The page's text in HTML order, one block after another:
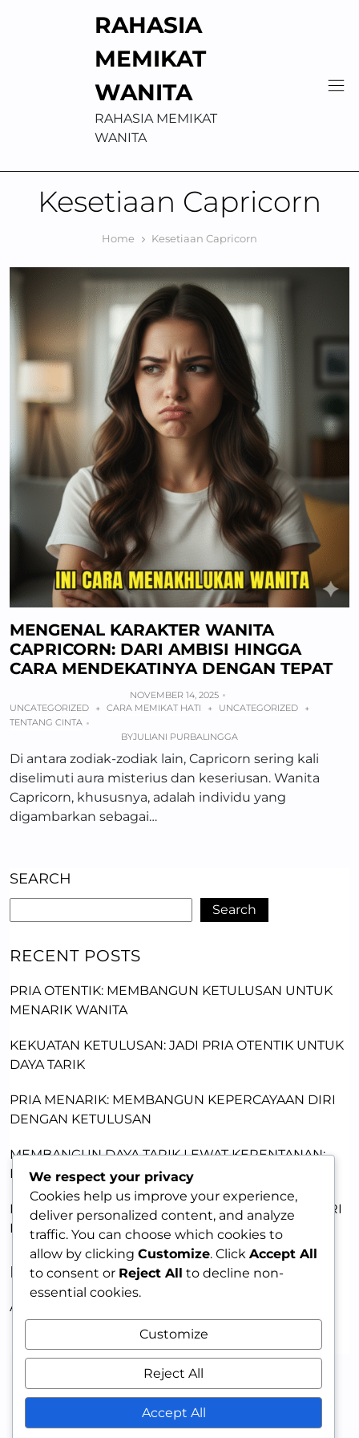
RAHASIA
MEMIKAT
WANITA
RAHASIA MEMIKAT
WANITA
Kesetiaan Capricorn
Home Kesetiaan Capricorn
MENGENAL KARAKTER WANITA
CAPRICORN: DARI AMBISI HINGGA
CARA MENDEKATINYA DENGAN TEPAT
NOVEMBER 14, 2025
UNCATEGORIZED
+ CARA MEMIKAT HATI + UNCATEGORIZED
+
TENTANG CINTA
BYJULIANI PURBALINGGA
Di antara zodiak-zodiak lain, Capricorn sering kali
diselimuti aura misterius dan keseriusan. Wanita
Capricorn, khususnya, adalah individu yang
digambarkan sebagai…
SEARCH
Search
RECENT POSTS
PRIA OTENTIK: MEMBANGUN KETULUSAN UNTUK
MENARIK WANITA
KEKUATAN KETULUSAN: JADI PRIA OTENTIK UNTUK
DAYA TARIK
PRIA MENARIK: MEMBANGUN KEPERCAYAAN DIRI
DENGAN KETULUSAN
MEMBANGUN DAYA TARIK LEWAT KERENTANAN:
KUNCI MEMIKAT WANITA
MENJADI PRIA YANG MEMIKAT: KEPERCAYAAN DIRI
DAN KETERBUKAAN EMOSIONAL
RECENT COMMENTS
A WordPress Commenter
We respect your privacy
Cookies help us improve your experience,
deliver personalized content, and analyze
traffic. You can choose which cookies to
allow by clicking Customize. Click Accept All
to consent or Reject All to decline non-
essential cookies.
Customize
Reject All
Accept All